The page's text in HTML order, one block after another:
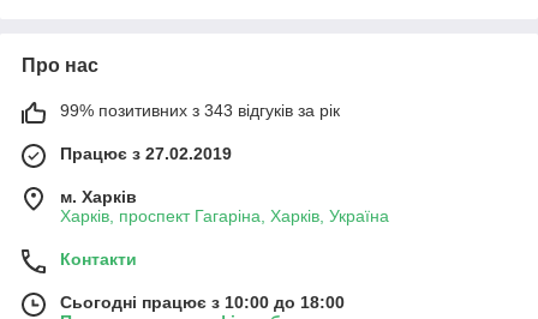
Про нас
99% позитивних з 343 відгуків за рік
Працює з 27.02.2019
м. Харків
Харків, проспект Гагаріна, Харків, Україна
Контакти
Сьогодні працює з 10:00 до 18:00